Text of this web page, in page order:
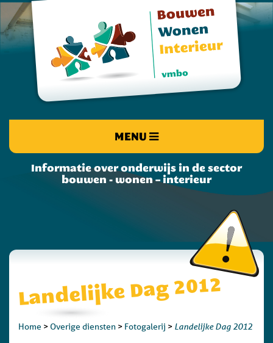
MENU
Informatie over onderwijs in de sector
bouwen - wonen – interieur
Landelijke Dag 2012
Home > Overige diensten > Fotogalerij > Landelijke Dag 2012